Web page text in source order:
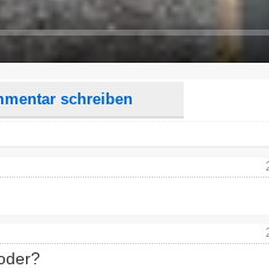
schreiben
Kommentar Antworten erscheinen.
Seite weitere Kommentare erscheinen.